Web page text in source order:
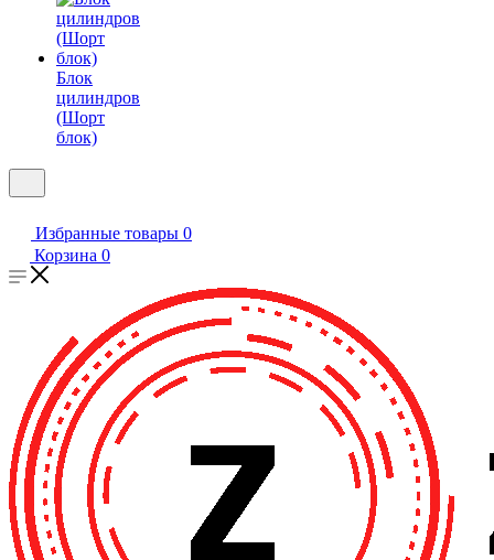
Блок
цилиндров
(Шорт
блок)
Избранные товары 0
Корзина 0